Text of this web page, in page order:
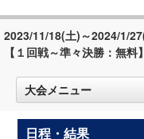
2023/11/18(土)～2024/1/
【１回戦～準々決勝：無料】
大会メニュー
日程・結果